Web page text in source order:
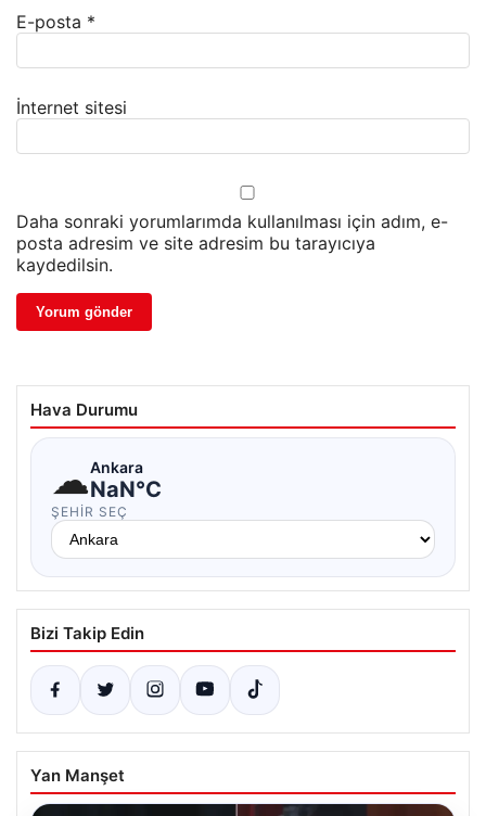
E-posta *
İnternet sitesi
Daha sonraki yorumlarımda kullanılması için adım, e-
posta adresim ve site adresim bu tarayıcıya
kaydedilsin.
Hava Durumu
☁Ankara
NaN°C
ŞEHIR SEÇ
Bizi Takip Edin
Yan Manşet